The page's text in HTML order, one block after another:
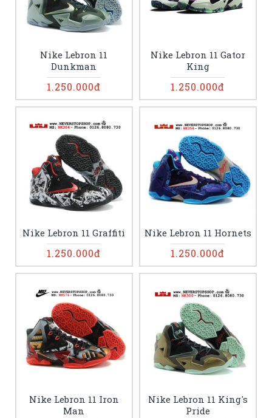
Nike Lebron 11
Dunkman
1.250.000đ
Nike Lebron 11 Gator
King
1.250.000đ
Nike Lebron 11 Graffiti
1.250.000đ
Nike Lebron 11 Hornets
1.250.000đ
Nike Lebron 11 Iron
Man
Nike Lebron 11 King's
Pride